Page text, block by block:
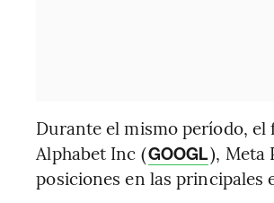
Durante el mismo período,
Alphabet Inc (GOOGL), Meta
posiciones en las principales